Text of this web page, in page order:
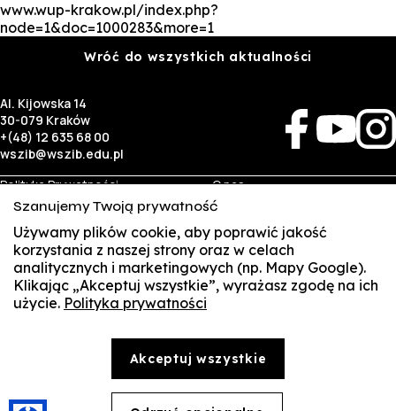
www.wup-krakow.pl/index.php?
node=1&doc=1000283&more=1
Wróć do wszystkich aktualności
Al. Kijowska 14
30-079 Kraków
+(48) 12 635 68 00
wszib@wszib.edu.pl
Polityka Prywatności
RODO
Identyfikacja wizualna
O nas
Rekrutacja
Studia
Kontakt
Biznes
Wynajem sal
Targi pracy
Student
Multis Multum
Treści zawarte na stronie www.wszib.edu.pl oraz jej podstronach stanowią, o ile nie wskazano
części: kopiowania, reprodukowania, modyfikowania, dystrybuowania, publikowania,
Szanujemy Twoją prywatność
Używamy plików cookie, aby poprawić jakość
korzystania z naszej strony oraz w celach
analitycznych i marketingowych (np. Mapy Google).
Klikając „Akceptuj wszystkie”, wyrażasz zgodę na ich
użycie. Polityka prywatności
Akceptuj wszystkie